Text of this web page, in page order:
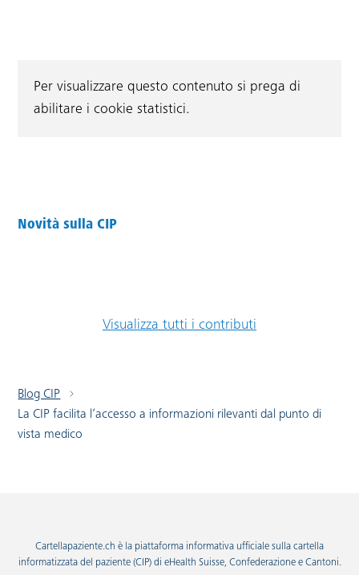
Per visualizzare questo contenuto si prega di
abilitare i cookie statistici.
Novità sulla CIP
Visualizza tutti i contributi
Blog CIP
La CIP facilita l’accesso a informazioni rilevanti dal punto di
vista medico
Cartellapaziente.ch è la piattaforma informativa ufficiale sulla cartella
informatizzata del paziente (CIP) di eHealth Suisse, Confederazione e Cantoni.